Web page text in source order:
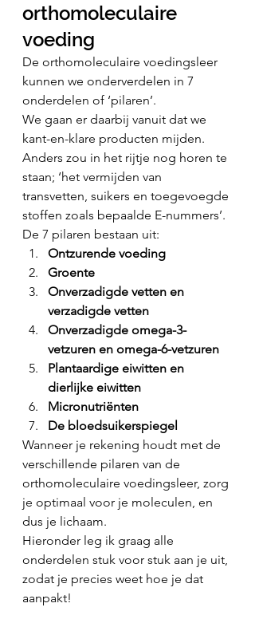
orthomoleculaire
voeding
De orthomoleculaire voedingsleer
kunnen we onderverdelen in 7
onderdelen of ‘pilaren’.
We gaan er daarbij vanuit dat we
kant-en-klare producten mijden.
Anders zou in het rijtje nog horen te
staan; ‘het vermijden van
transvetten, suikers en toegevoegde
stoffen zoals bepaalde E-nummers’.
De 7 pilaren bestaan uit:
Ontzurende voeding
Groente
Onverzadigde vetten en
verzadigde vetten
Onverzadigde omega-3-
vetzuren en omega-6-vetzuren
Plantaardige eiwitten en
dierlijke eiwitten
Micronutriënten
De bloedsuikerspiegel
Wanneer je rekening houdt met de
verschillende pilaren van de
orthomoleculaire voedingsleer, zorg
je optimaal voor je moleculen, en
dus je lichaam.
Hieronder leg ik graag alle
onderdelen stuk voor stuk aan je uit,
zodat je precies weet hoe je dat
aanpakt!